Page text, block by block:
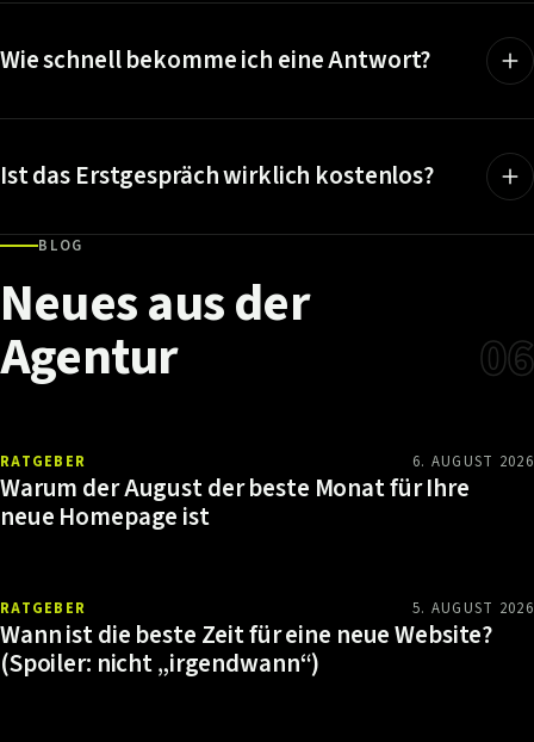
Wie schnell bekomme ich eine Antwort?
Ist das Erstgespräch wirklich kostenlos?
BLOG
Neuesausder
Agentur 06
RATGEBER 6. AUGUST 2026
Warum der August der beste Monat für Ihre
neue Homepage ist
RATGEBER 5. AUGUST 2026
Wann ist die beste Zeit für eine neue Website?
(Spoiler: nicht „irgendwann“)